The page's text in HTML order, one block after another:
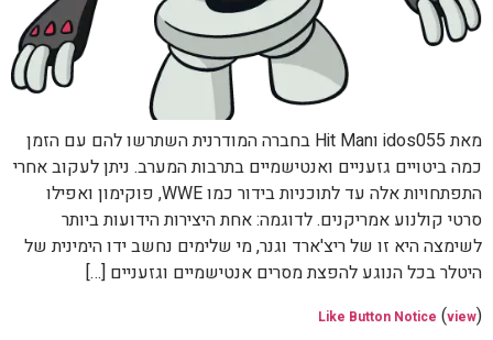
מאת idos055 וHit Man בחברה המודרנית השתרשו להם עם הזמן
כמה ביטויים גזעניים ואנטישמיים בתרבות המערב. ניתן לעקוב אחרי
התפתחויות אלה עד לתוכניות בידור כמו WWE, פוקימון ואפילו
סרטי קולנוע אמריקנים. לדוגמה: אחת היצירות הידועות ביותר
לשימצה היא זו של ריצ'ארד וגנר, מי שלימים נחשב ידו הימינית של
היטלר בכל הנוגע להפצת מסרים אנטישמיים וגזעניים […]
Like Button Notice (view)